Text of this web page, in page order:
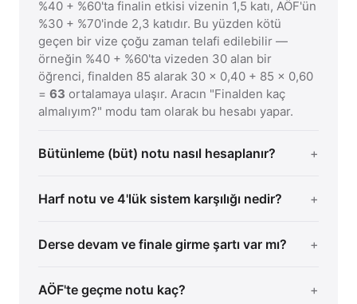
%40 + %60'ta finalin etkisi vizenin 1,5 katı, AÖF'ün
%30 + %70'inde 2,3 katıdır. Bu yüzden kötü
geçen bir vize çoğu zaman telafi edilebilir —
örneğin %40 + %60'ta vizeden 30 alan bir
öğrenci, finalden 85 alarak 30 × 0,40 + 85 × 0,60
= 63 ortalamaya ulaşır. Aracın "Finalden kaç
almalıyım?" modu tam olarak bu hesabı yapar.
Bütünleme (büt) notu nasıl hesaplanır?
Harf notu ve 4'lük sistem karşılığı nedir?
Derse devam ve finale girme şartı var mı?
AÖF'te geçme notu kaç?